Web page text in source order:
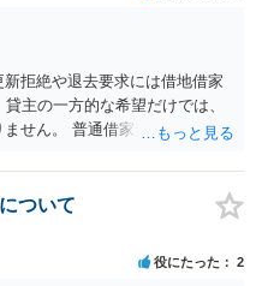
拒絶や退去要求には借地借家
主の一方的な希望だけでは、
せん。 普通借家契約から定期
ますが、これは任意の合意が
しません。 12年間の居住実
、転居費用の準備が困難な事情
として正当事由判断において
り具体的な事情と立退料など
ついて
役にたった 2